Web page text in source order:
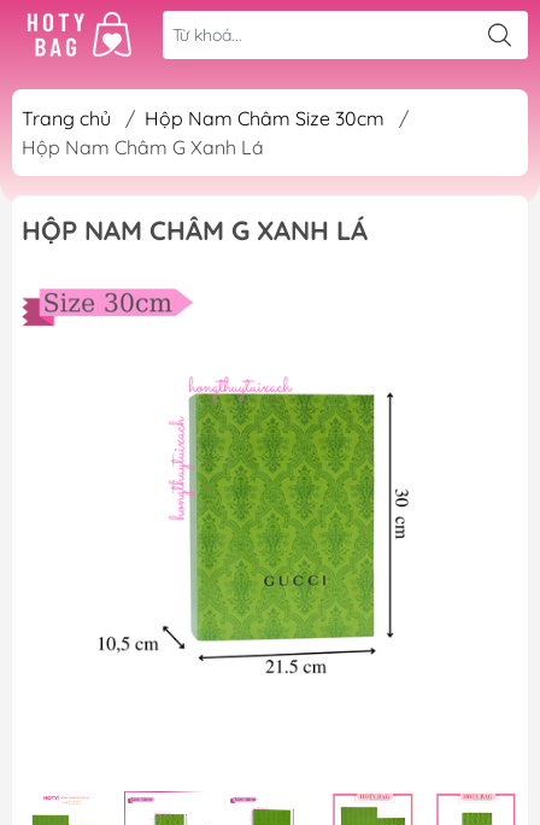
Trang chủ / Hộp Nam Châm Size 30cm
/
Hộp Nam Châm G Xanh Lá
HỘP NAM CHÂM G XANH LÁ